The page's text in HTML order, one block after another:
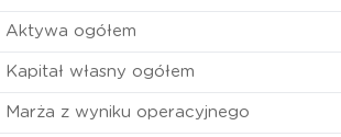
Aktywa ogółem
Kapitał własny ogółem
Marża z wyniku operacyjnego